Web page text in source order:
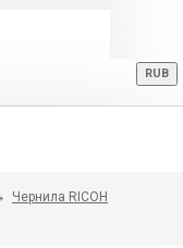
RUB
Чернила RICOH